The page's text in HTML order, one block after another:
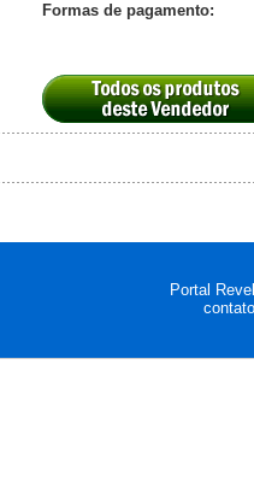
Formas de pagamento:
Portal